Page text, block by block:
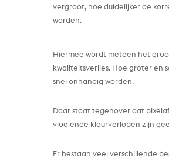
vergroot, hoe duidelijker de
worden.
Hiermee wordt meteen het
kwaliteitsverlies. Hoe groter en
snel onhandig worden.
Daar staat tegenover dat
vloeiende kleurverlopen zijn
Er bestaan veel verschillende